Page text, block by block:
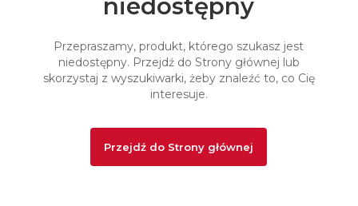
niedostępny
Przepraszamy, produkt, którego szukasz jest
niedostępny. Przejdź do Strony głównej lub
skorzystaj z wyszukiwarki, żeby znaleźć to, co Cię
interesuje.
Przejdź do Strony głównej